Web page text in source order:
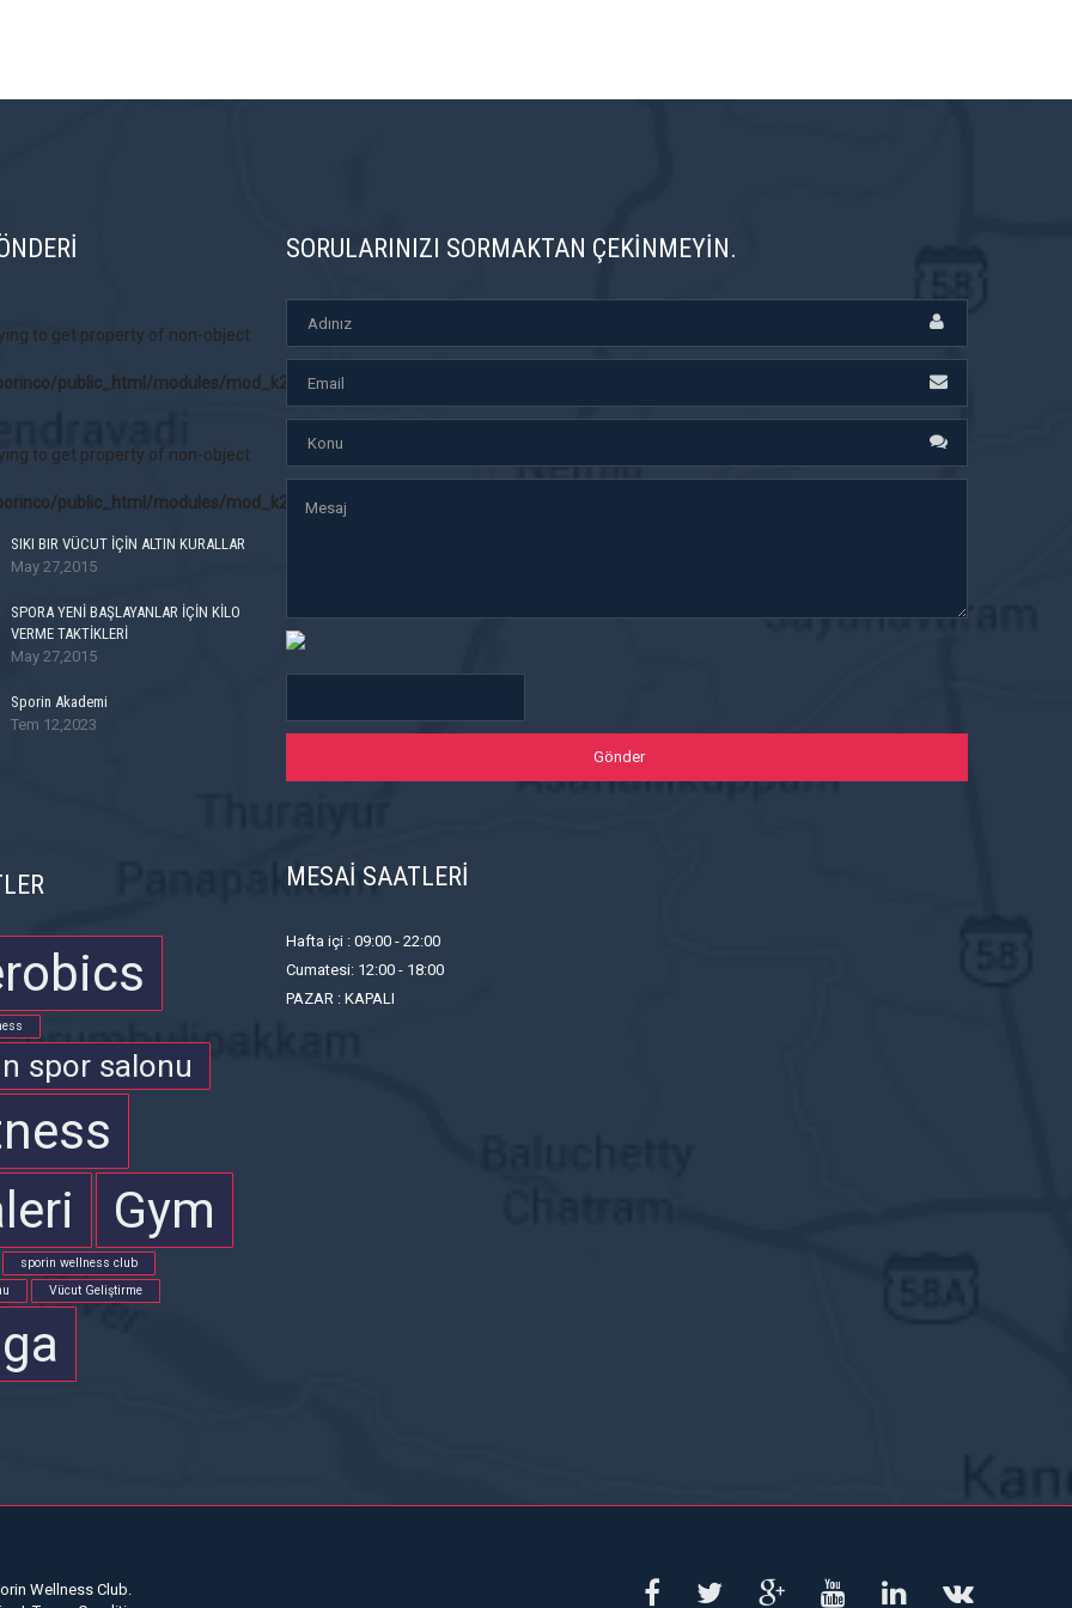
to get property of non-object
public_html/modules/mod_k2_content/mod_k2_content.php
to get property of non-object
public_html/modules/mod_k2_content/mod_k2_content.php
SIKI BIR VÜCUT İÇİN ALTIN KURALLAR
May 27,2015
SPORA YENİ BAŞLAYANLAR İÇİN KİLO
VERME TAKTİKLERİ
May 27,2015
Sporin Akademi
Tem 12,2023
spor salonu
Gym
sporin wellness club
Vücut Geliştirme
SORULARINIZI SORMAKTAN ÇEKINMEYIN.
MESAİ SAATLERİ
Hafta içi : 09:00 - 22:00
Cumatesi: 12:00 - 18:00
PAZAR : KAPALI
Wellness Club.